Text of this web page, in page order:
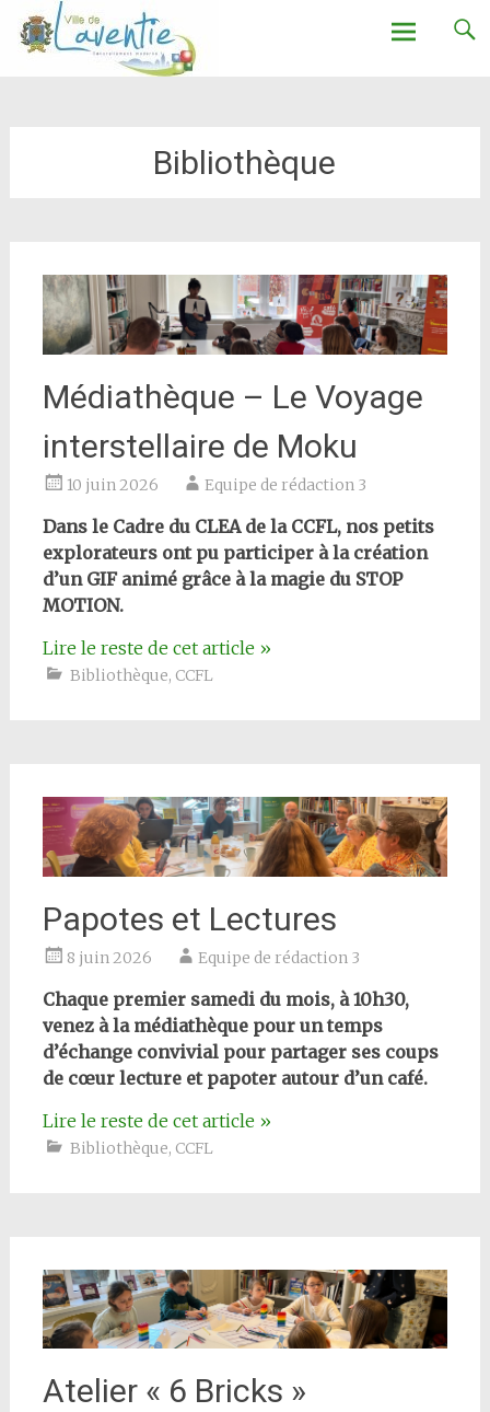
Ville de Laventie
Bibliothèque
Médiathèque – Le Voyage
interstellaire de Moku
10 juin 2026 Equipe de rédaction 3
Dans le Cadre du CLEA de la CCFL, nos petits
explorateurs ont pu participer à la création
d’un GIF animé grâce à la magie du STOP
MOTION.
Lire le reste de cet article »
Bibliothèque, CCFL
Papotes et Lectures
8 juin 2026 Equipe de rédaction 3
Chaque premier samedi du mois, à 10h30,
venez à la médiathèque pour un temps
d’échange convivial pour partager ses coups
de cœur lecture et papoter autour d’un café.
Lire le reste de cet article »
Bibliothèque, CCFL
Atelier « 6 Bricks »